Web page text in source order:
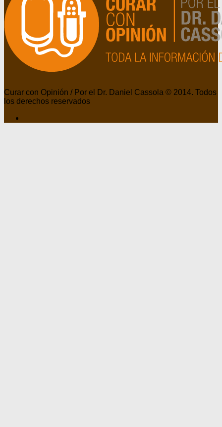
Curar con Opinión / Por el Dr. Daniel Cassola © 2014. Todos
los derechos reservados